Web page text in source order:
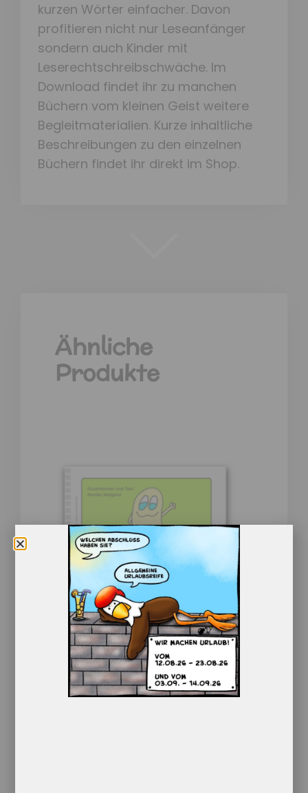
kurzen Wörter einfacher. Davon
profitieren nicht nur Leseanfänger
sondern auch Kinder mit
Leserechtschreibschwäche. Im
Download findet ihr zu manchen
Büchern vom kleinen Geist weitere
Begleitmaterialien. Kurze inhaltliche
Beschreibungen zu den einzelnen
Büchern findet ihr direkt im Shop.
Ähnliche
Produkte
Heute kommt der Nikolaus
10,30€
Enthält 7% red. MwSt.
zzgl. Versand
Lieferzeit: ca. 1-5 Werktage